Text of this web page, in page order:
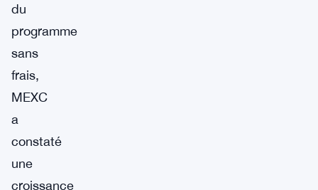
du
programme
sans
frais,
MEXC
a
constaté
une
croissance